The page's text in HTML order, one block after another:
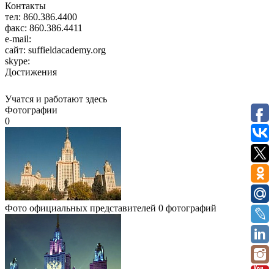
Контакты
тел: 860.386.4400
факс: 860.386.4411
e-mail:
сайт: suffieldacademy.org
skype:
Достижения
Учатся и работают здесь
Фотографии
0
Фото официальных представителей 0 фотографий